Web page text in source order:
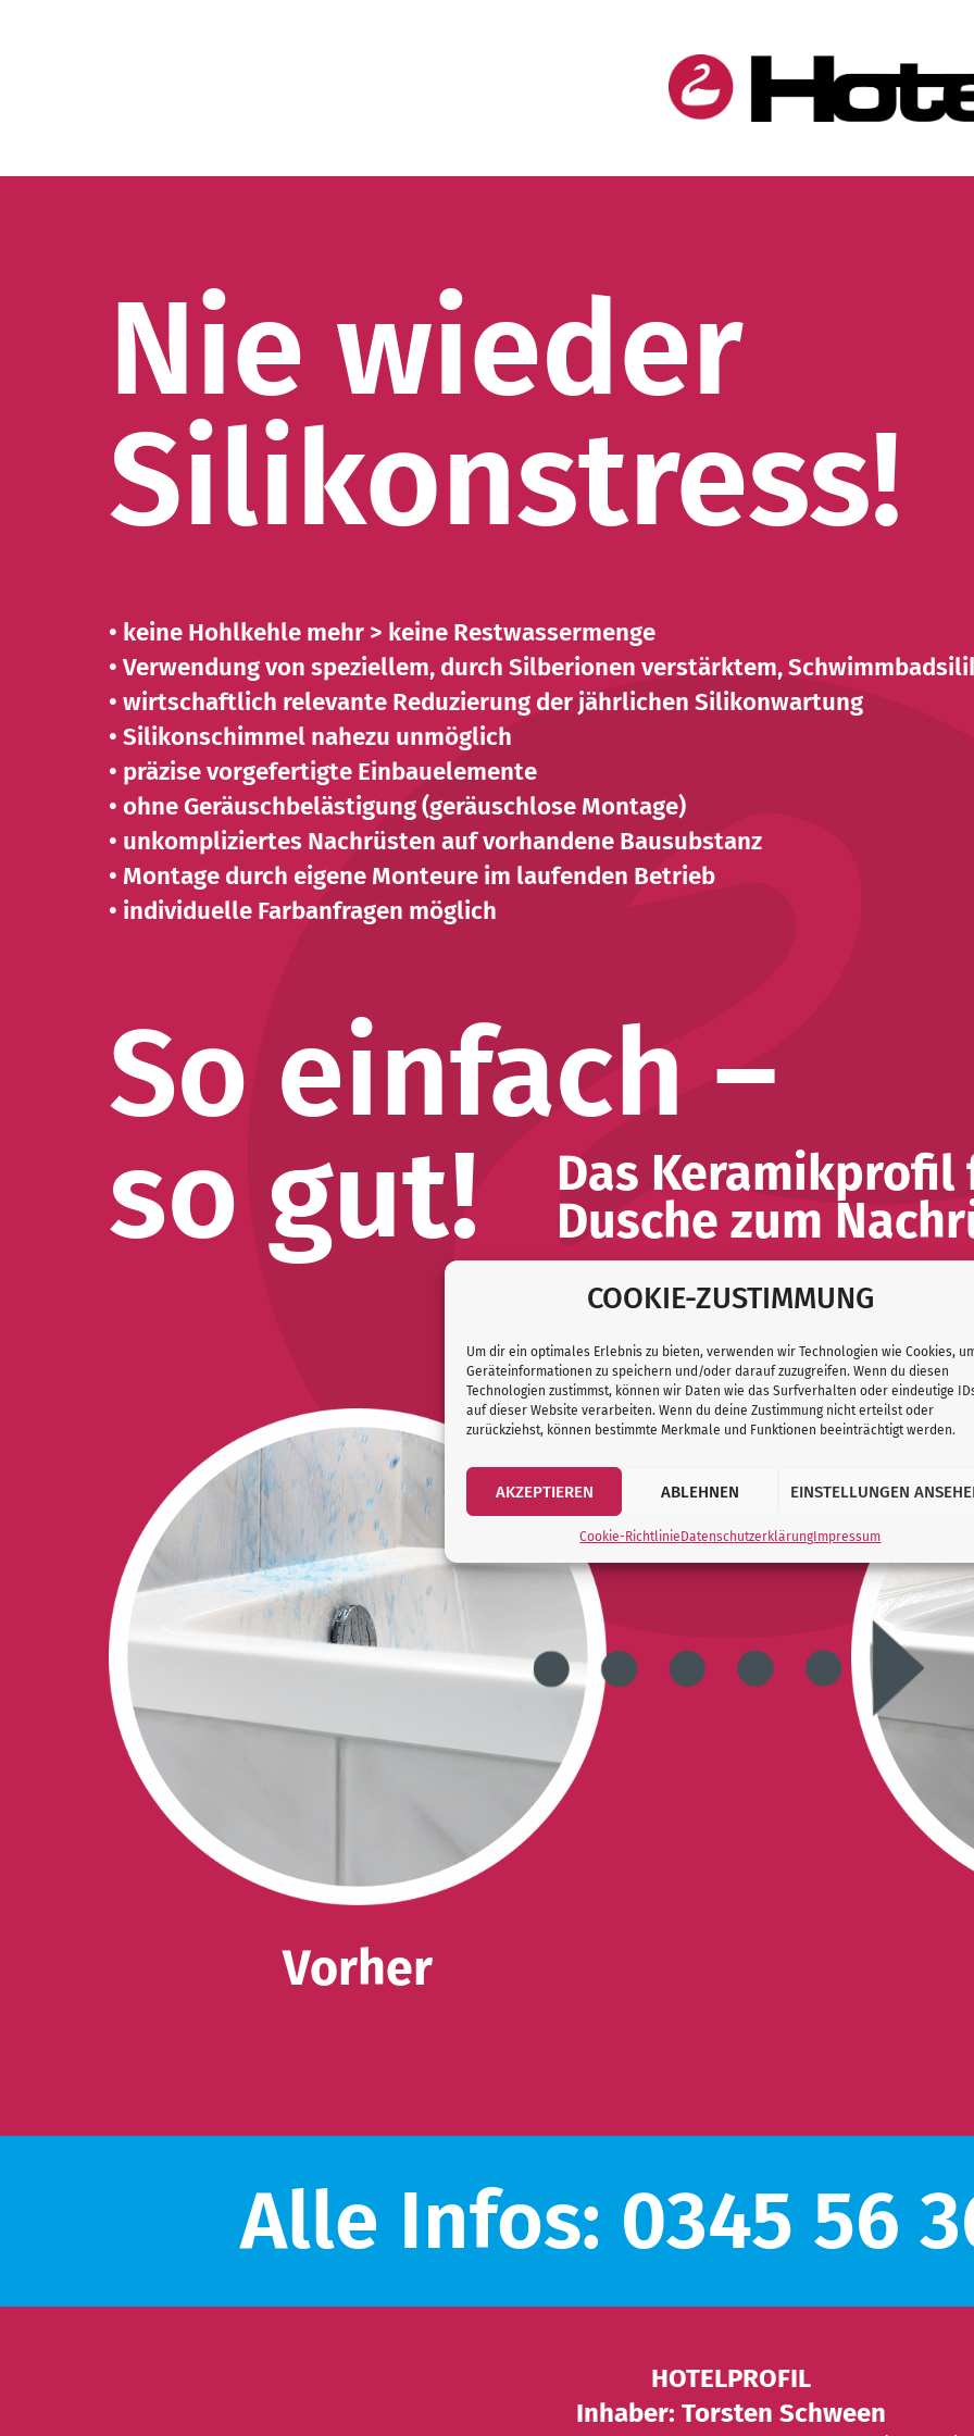
COOKIE-ZUSTIMMUNG
Um dir ein optimales Erlebnis zu bieten, verwenden wir Technologien wie Cookies,
Geräteinformationen zu speichern und/oder darauf zuzugreifen. Wenn du diesen
Technologien zustimmst, können wir Daten wie das Surfverhalten oder eindeutige
auf dieser Website verarbeiten. Wenn du deine Zustimmung nicht erteilst oder
zurückziehst, können bestimmte Merkmale und Funktionen beeinträchtigt werden.
AKZEPTIEREN ABLEHNEN EINSTELLUNGEN
Cookie-Richtlinie Datenschutzerklärung Impressum
Nie wieder
Silikonstress!
• keine Hohlkehle mehr > keine Restwassermenge
• Verwendung von speziellem, durch Silberionen verstärktem,
• wirtschaftlich relevante Reduzierung der jährlichen Silikonwartung
• Silikonschimmel nahezu unmöglich
• präzise vorgefertigte Einbauelemente
• ohne Geräuschbelästigung (geräuschlose Montage)
• unkompliziertes Nachrüsten auf vorhandene Bausubstanz
• Montage durch eigene Monteure im laufenden Betrieb
• individuelle Farbanfragen möglich
So einfach –
so gut!
Das Keramikprofil
Dusche zum
Einbaubeispiel
Vorher
Alle Infos: 0345 56
HOTELPROFIL
Inhaber: Torsten Schween